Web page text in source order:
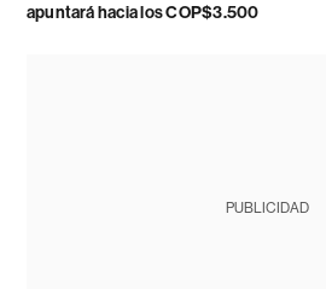
apuntará hacia los COP$3.500
PUBLICIDAD